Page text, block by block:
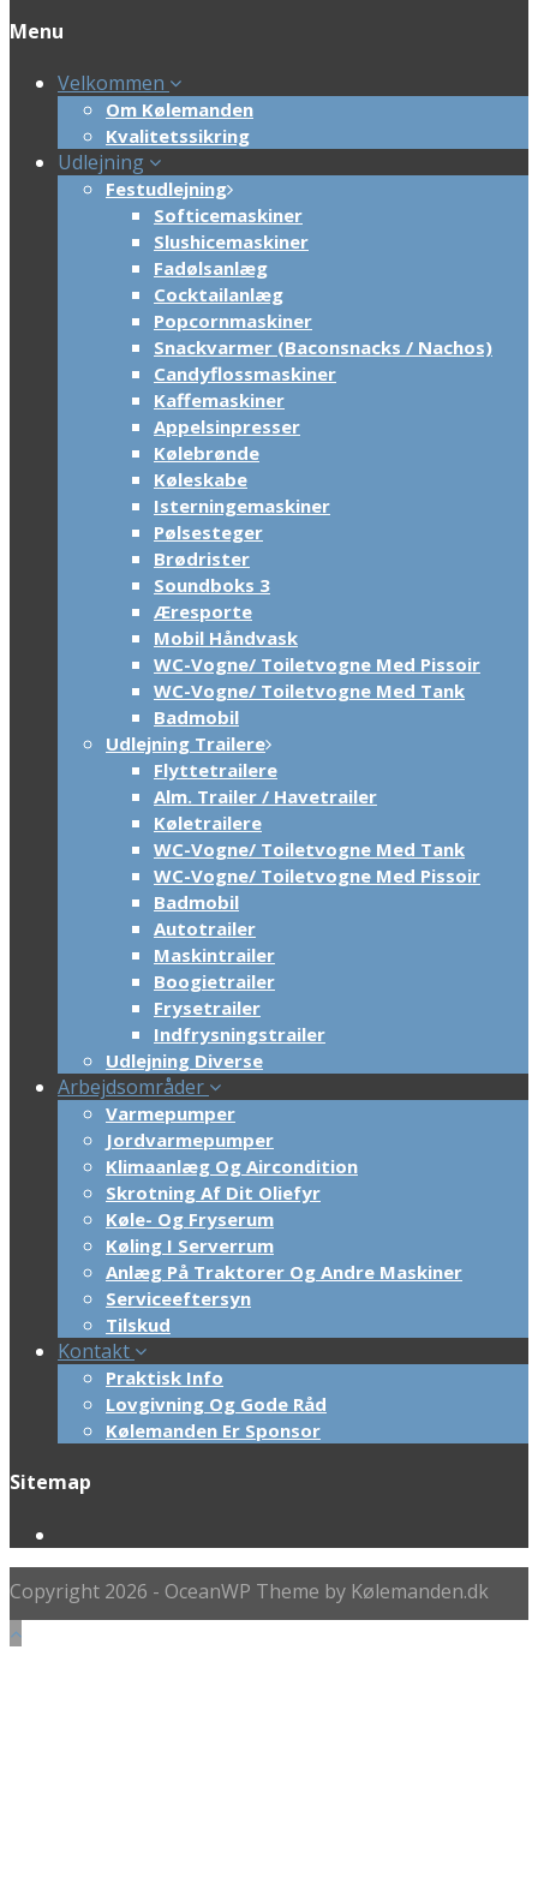
Menu
Velkommen
Om Kølemanden
Kvalitetssikring
Udlejning
Festudlejning
Softicemaskiner
Slushicemaskiner
Fadølsanlæg
Cocktailanlæg
Popcornmaskiner
Snackvarmer (Baconsnacks / Nachos)
Candyflossmaskiner
Kaffemaskiner
Appelsinpresser
Kølebrønde
Køleskabe
Isterningemaskiner
Pølsesteger
Brødrister
Soundboks 3
Æresporte
Mobil Håndvask
WC-Vogne/ Toiletvogne Med Pissoir
WC-Vogne/ Toiletvogne Med Tank
Badmobil
Udlejning Trailere
Flyttetrailere
Alm. Trailer / Havetrailer
Køletrailere
WC-Vogne/ Toiletvogne Med Tank
WC-Vogne/ Toiletvogne Med Pissoir
Badmobil
Autotrailer
Maskintrailer
Boogietrailer
Frysetrailer
Indfrysningstrailer
Udlejning Diverse
Arbejdsområder
Varmepumper
Jordvarmepumper
Klimaanlæg Og Aircondition
Skrotning Af Dit Oliefyr
Køle- Og Fryserum
Køling I Serverrum
Anlæg På Traktorer Og Andre Maskiner
Serviceeftersyn
Tilskud
Kontakt
Praktisk Info
Lovgivning Og Gode Råd
Kølemanden Er Sponsor
Sitemap
Copyright 2026 - OceanWP Theme by Kølemanden.dk